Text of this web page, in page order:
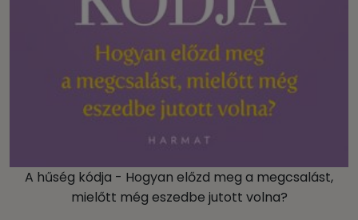
A hűség kódja - Hogyan előzd meg a megcsalást,
mielőtt még eszedbe jutott volna?